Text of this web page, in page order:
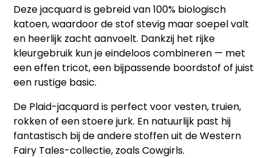
Deze jacquard is gebreid van 100% biologisch
katoen, waardoor de stof stevig maar soepel valt
en heerlijk zacht aanvoelt. Dankzij het rijke
kleurgebruik kun je eindeloos combineren — met
een effen tricot, een bijpassende boordstof of juist
een rustige basic.
De Plaid-jacquard is perfect voor vesten, truien,
rokken of een stoere jurk. En natuurlijk past hij
fantastisch bij de andere stoffen uit de Western
Fairy Tales-collectie, zoalsCowgirls.